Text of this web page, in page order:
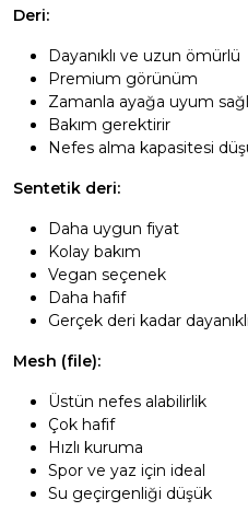
Deri:
Dayanıklı ve uzun ömürlü
Premium görünüm
Zamanla ayağa uyum
Bakım gerektirir
Nefes alma kapasitesi
Sentetik deri:
Daha uygun fiyat
Kolay bakım
Vegan seçenek
Daha hafif
Gerçek deri kadar
Mesh (file):
Üstün nefes alabilirlik
Çok hafif
Hızlı kuruma
Spor ve yaz için ideal
Su geçirgenliği düşük